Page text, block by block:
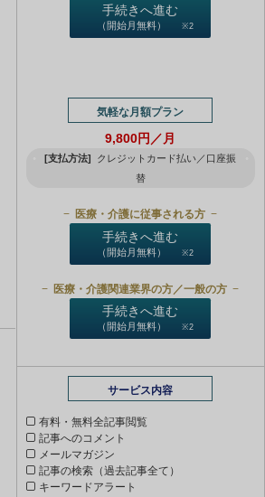
手続きへ進む
（開始月無料） ※2
気軽な月額プラン
9,800円／月
[支払方法]
クレジットカード払い／口座振
替
医療・介護に従事される方
手続きへ進む
（開始月無料） ※2
医療・介護関連業界の方／一般の方
手続きへ進む
（開始月無料） ※2
サービス内容
有料・無料全記事閲覧
記事へのコメント
メールマガジン
記事の検索（過去記事全て）
キーワードアラート